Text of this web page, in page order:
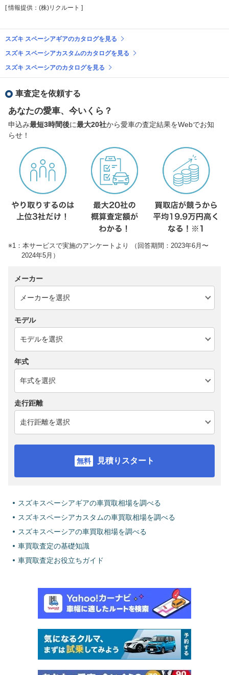
[ 情報提供：(株)リクルート ]
スズキ スペーシアギアのカタログを見る
スズキ スペーシアカスタムのカタログを見る
スズキ スペーシアのカタログを見る
車査定を依頼する
あなたの愛車、今いくら？
申込み最短3時間後に最大20社から愛車の査定結果をWebでお知
らせ！
※1：本サービスで実施のアンケートより （回答期間：2023年6月〜
2024年5月）
メーカー
モデル
年式
走行距離
見積りスタート
スズキスペーシアギアの車買取相場を調べる
スズキスペーシアカスタムの車買取相場を調べる
スズキスペーシアの車買取相場を調べる
車買取査定の基礎知識
車買取査定お役立ちガイド